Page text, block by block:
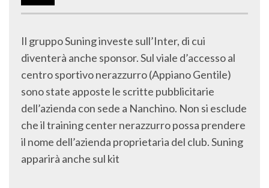
Il gruppo Suning investe sull’Inter, di cui
diventerà anche sponsor. Sul viale d’accesso al
centro sportivo nerazzurro (Appiano Gentile)
sono state apposte le scritte pubblicitarie
dell’azienda con sede a Nanchino. Non si esclude
che il training center nerazzurro possa prendere
il nome dell’azienda proprietaria del club. Suning
apparirà anche sul kit